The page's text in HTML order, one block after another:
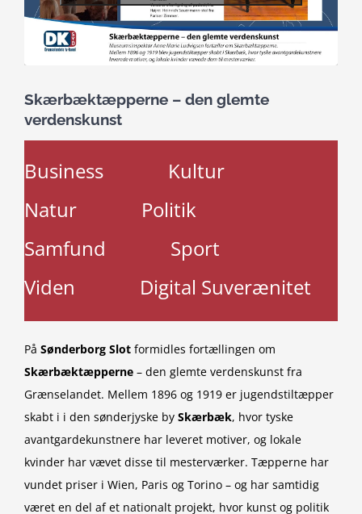
Skærbæktæpperne – den glemte
verdenskunst
Business
Kultur
Natur
Politik
Samfund
Sport
Viden
Digital Suverænitet
På Sønderborg Slot formidles fortællingen om
Skærbæktæpperne – den glemte verdenskunst fra
Grænselandet. Mellem 1896 og 1919 er jugendstiltæpper
skabt i i den sønderjyske by Skærbæk, hvor tyske
avantgardekunstnere har leveret motiver, og lokale
kvinder har vævet disse til mesterværker. Tæpperne har
vundet priser i Wien, Paris og Torino – og har samtidig
været en del af et nationalt projekt, hvor kunst og politik